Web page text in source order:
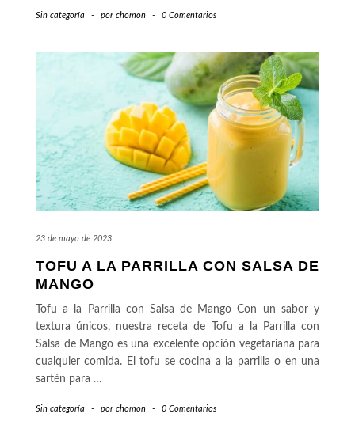
Sin categoría - por chomon - 0 Comentarios
23 de mayo de 2023
TOFU A LA PARRILLA CON SALSA DE
MANGO
Tofu a la Parrilla con Salsa de Mango Con un sabor y
textura únicos, nuestra receta de Tofu a la Parrilla con
Salsa de Mango es una excelente opción vegetariana para
cualquier comida. El tofu se cocina a la parrilla o en una
sartén para …
Sin categoría - por chomon - 0 Comentarios